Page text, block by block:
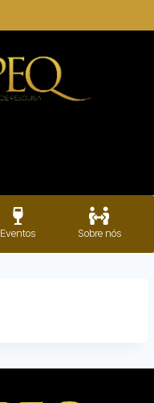
Eventos Sobre nós